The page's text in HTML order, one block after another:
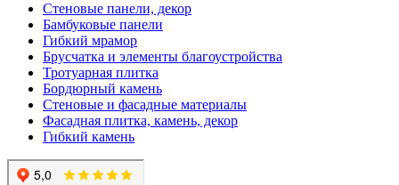
Стеновые панели, декор
Бамбуковые панели
Гибкий мрамор
Брусчатка и элементы благоустройства
Тротуарная плитка
Бордюрный камень
Стеновые и фасадные материалы
Фасадная плитка, камень, декор
Гибкий камень